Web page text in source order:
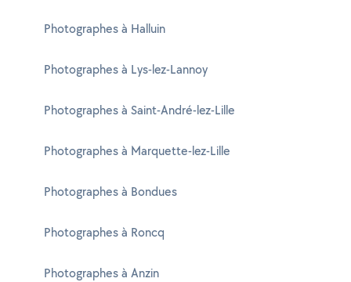
Photographes à Halluin
Photographes à Lys-lez-Lannoy
Photographes à Saint-André-lez-Lille
Photographes à Marquette-lez-Lille
Photographes à Bondues
Photographes à Roncq
Photographes à Anzin